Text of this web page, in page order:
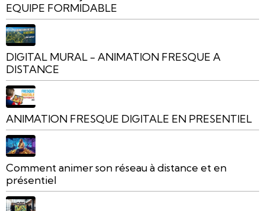
EQUIPE FORMIDABLE
DIGITAL MURAL - ANIMATION FRESQUE A
DISTANCE
ANIMATION FRESQUE DIGITALE EN PRESENTIEL
Comment animer son réseau à distance et en
présentiel